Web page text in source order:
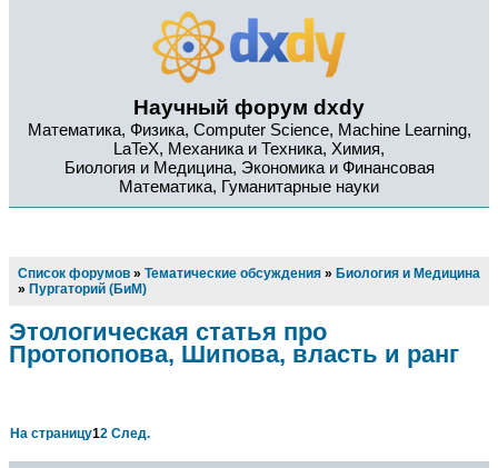
Научный форум dxdy
Математика, Физика, Computer Science, Machine Learning,
LaTeX, Механика и Техника, Химия,
Биология и Медицина, Экономика и Финансовая
Математика, Гуманитарные науки
Список форумов » Тематические обсуждения » Биология и Медицина
» Пургаторий (БиМ)
Этологическая статья про
Протопопова, Шипова, власть и ранг
На страницу12 След.